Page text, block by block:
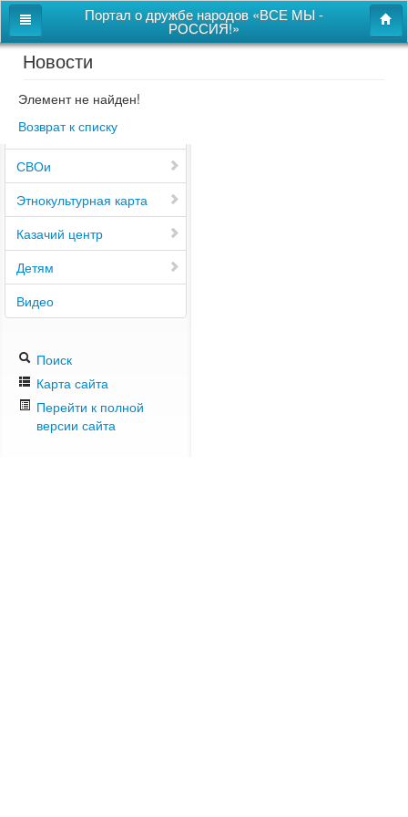
Портал о дружбе народов «ВСЕ МЫ -
РОССИЯ!»
Главная
Дом дружбы народов
Новости
СВОи
Этнокультурная карта
Казачий центр
Детям
Видео
Поиск
Карта сайта
Перейти к полной
версии сайта
Новости
Элемент не найден!
Возврат к списку